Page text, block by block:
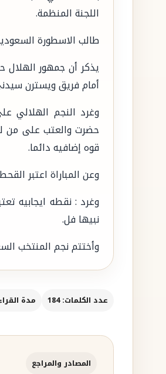
اللجنة المنظمة.
طالب الاسطورة
يذكر أن جمهور الهلال
أمام فريق ويسترن
وغرد النجم الهلالي
حضرت والعتب على من
قوه إضافيه دائما.
وعن المباراة اعتبر
وغرد : نقطه ايجابيه
نبيها فل.
وأختتم نجم المنتخب
عدد الكلمات: 184 مدة
المصادر والمراجع